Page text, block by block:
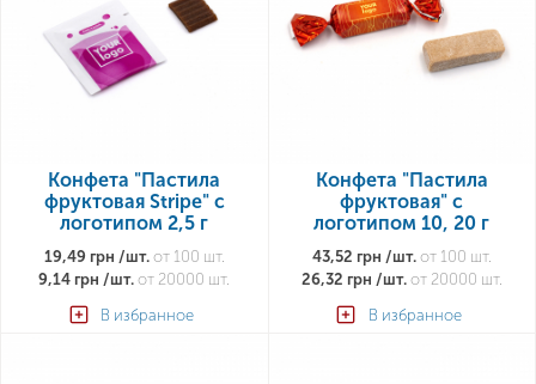
Конфета "Пастила
фруктовая Stripe" с
логотипом 2,5 г
19,49 грн /шт.от 100 шт.
9,14 грн /шт. от 20000 шт.
В избранное
Конфета "Пастила
фруктовая" с
логотипом 10, 20 г
43,52 грн /шт.от 100 шт.
26,32 грн /шт.от 20000 шт.
В избранное